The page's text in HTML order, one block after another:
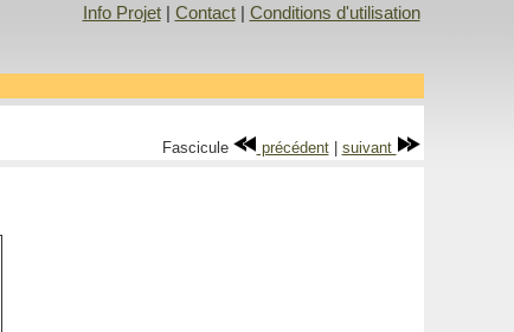
Info Projet| Contact| Conditions d'utilisation
Fascicule précédent| suivant